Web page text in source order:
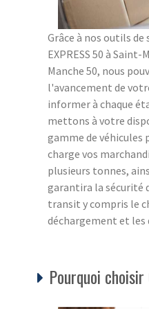
Grâce à nos outils de
EXPRESS 50 à
Manche 50, nous
l'avancement de
informer à chaque
mettons à votre
gamme de véhicules
charge vos
plusieurs tonnes,
garantira la sécurité
transit y compris le
déchargement et les
Pourquoi choisir